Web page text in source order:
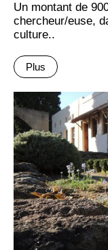
Un montant de
chercheur/euse,
culture..
Plus